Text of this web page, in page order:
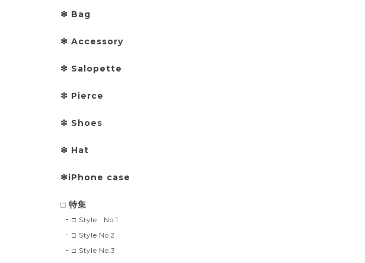
❇︎ Bag
❇︎ Accessory
❇︎ Salopette
❇︎ Pierce
❇︎ Shoes
❇︎ Hat
❇︎iPhone case
□ 特集
□ Style No.1
□ Style No.2
□ Style No.3